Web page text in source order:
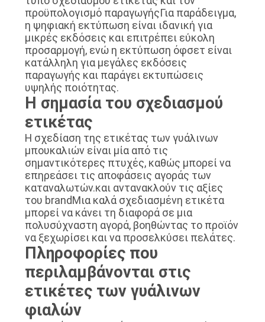
προϋπολογισμό παραγωγήςΓια παράδειγμα,
η ψηφιακή εκτύπωση είναι ιδανική για
μικρές εκδόσεις και επιτρέπει εύκολη
προσαρμογή, ενώ η εκτύπωση όφσετ είναι
κατάλληλη για μεγάλες εκδόσεις
παραγωγής και παράγει εκτυπώσεις
υψηλής ποιότητας.
Η σημασία του σχεδιασμού
ετικέτας
Η σχεδίαση της ετικέτας των γυάλινων
μπουκαλιών είναι μία από τις
σημαντικότερες πτυχές, καθώς μπορεί να
επηρεάσει τις αποφάσεις αγοράς των
καταναλωτών.και αντανακλούν τις αξίες
του brandΜια καλά σχεδιασμένη ετικέτα
μπορεί να κάνει τη διαφορά σε μια
πολυσύχναστη αγορά, βοηθώντας το προϊόν
να ξεχωρίσει και να προσελκύσει πελάτες.
Πληροφορίες που
περιλαμβάνονται στις
ετικέτες των γυάλινων
φιαλών